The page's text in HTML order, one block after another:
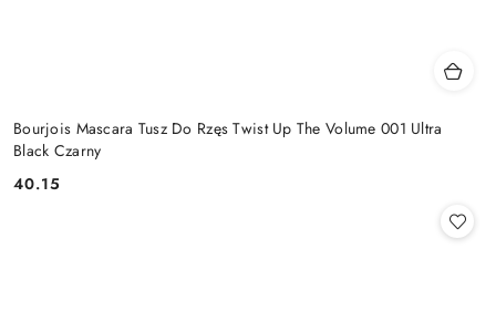
Bourjois Mascara Tusz Do Rzęs Twist Up The Volume 001 Ultra
Black Czarny
Cena:
40.15